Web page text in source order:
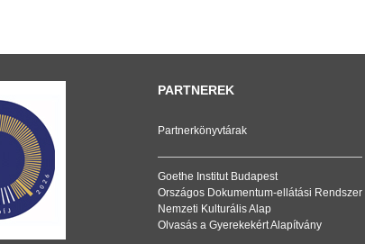
PARTNEREK
Partnerkönyvtárak
Goethe Institut Budapest
Országos Dokumentum-ellátási Rendszer
Nemzeti Kulturális Alap
Olvasás a Gyerekekért Alapítvány